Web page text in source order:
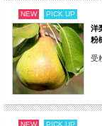
水やり
肥料
剪定
NEW PICK UP
洋
粉
受
NEW PICK UP